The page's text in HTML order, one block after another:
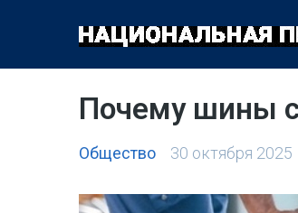
ОБЩЕСТВО ПОЛИТИКА
Почему шины
Общество 30 октября 2025